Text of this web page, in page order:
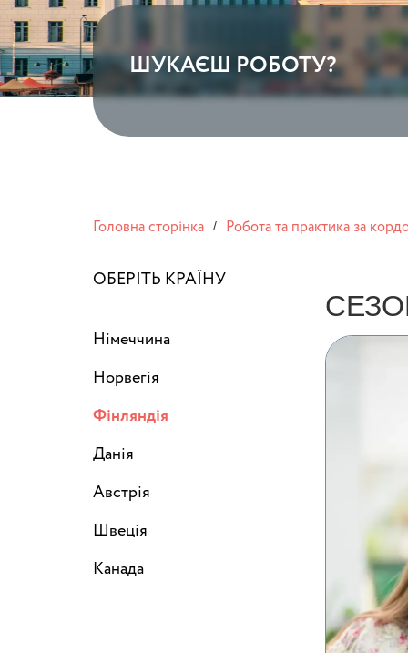
ШУКАЄШ РОБОТУ?
Головна сторінка / Робота та практика за
ОБЕРІТЬ КРАЇНУ
Німеччина
Норвегія
Фінляндія
Данія
Австрія
Швеція
Канада